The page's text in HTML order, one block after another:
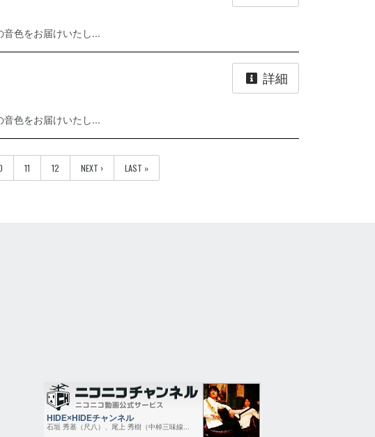
色をお届けいたし...
色をお届けいたし...
詳細
11 12 NEXT › LAST »